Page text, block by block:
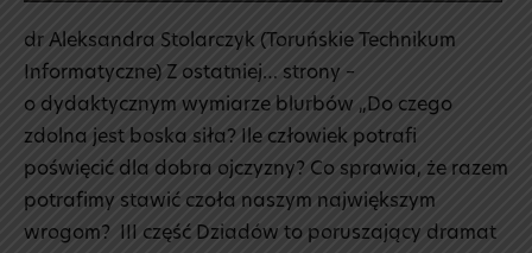
dr Aleksandra Stolarczyk (Toruńskie Technikum
Informatyczne) Z ostatniej… strony –
o dydaktycznym wymiarze blurbów „Do czego
zdolna jest boska siła? Ile człowiek potrafi
poświęcić dla dobra ojczyzny? Co sprawia, że razem
potrafimy stawić czoła naszym największym
wrogom? III część Dziadów to poruszający dramat